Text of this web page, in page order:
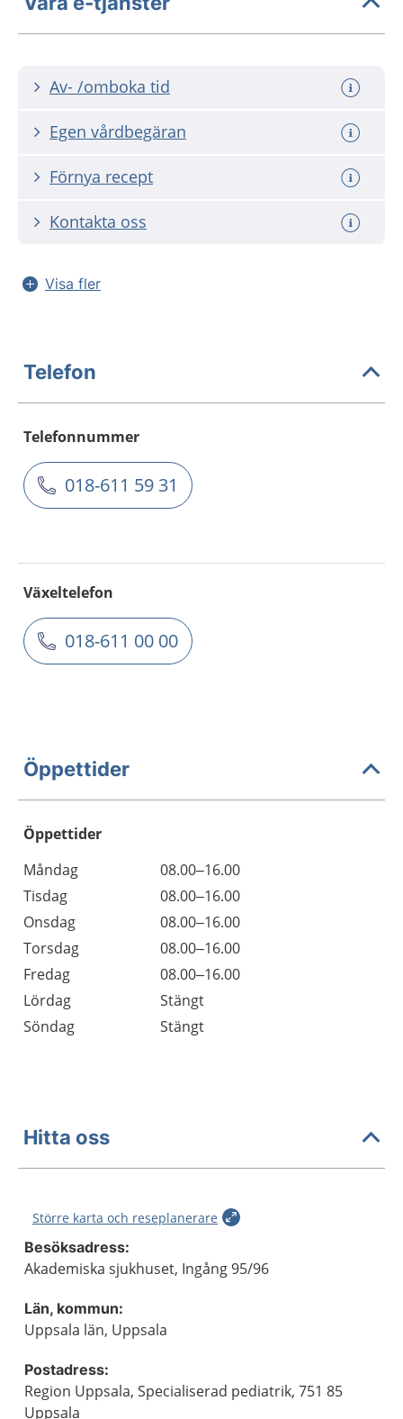
Av- /omboka tid
Egen vårdbegäran
Förnya recept
Kontakta oss
Visa fler
Telefon
Telefonnummer
018-611 59 31
Växeltelefon
018-611 00 00
Öppettider
Öppettider
Dag
Öppettider
Kommentarer
Måndag
08.00–16.00
Tisdag
08.00–16.00
Onsdag
08.00–16.00
Torsdag
08.00–16.00
Fredag
08.00–16.00
Lördag
Stängt
Söndag
Stängt
Hitta oss
Större karta och reseplanerare
Besöksadress:
Akademiska sjukhuset, Ingång 95/96
Län, kommun:
Uppsala län, Uppsala
Postadress:
Region Uppsala, Specialiserad pediatrik, 751 85
Uppsala